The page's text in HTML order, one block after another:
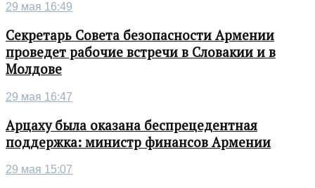
29 мая 16:49
Секретарь Совета безопасности Армении
проведет рабочие встречи в Словакии и в
Молдове
29 мая 16:47
Арцаху была оказана беспрецедентная
поддержка: министр финансов Армении
29 мая 15:07